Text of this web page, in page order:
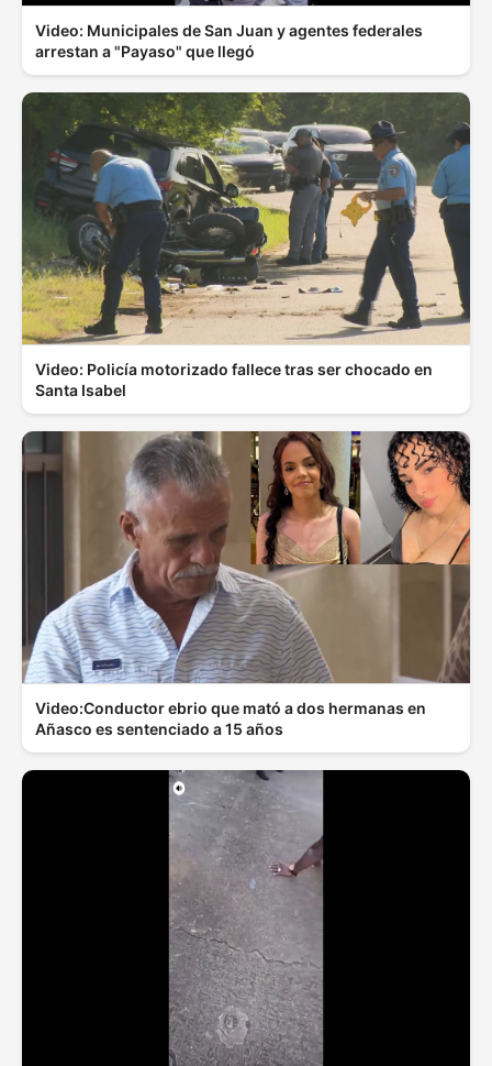
Video: Municipales de San Juan y agentes federales
arrestan a "Payaso" que llegó
Video: Policía motorizado fallece tras ser chocado en
Santa Isabel
Video:Conductor ebrio que mató a dos hermanas en
Añasco es sentenciado a 15 años